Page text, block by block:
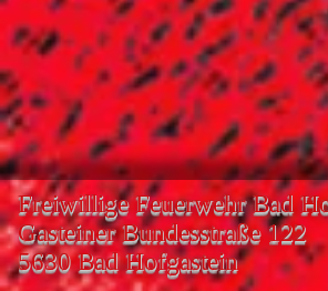
Freiwillige Feuerwehr Bad
Gasteiner Bundesstraße 122
5630 Bad Hofgastein